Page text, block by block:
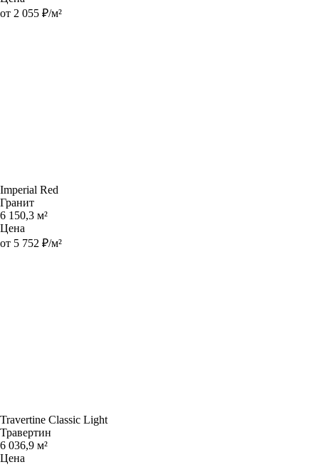
от 2 055 ₽/м²
Imperial Red
Гранит
6 150,3 м²
Цена
от 5 752 ₽/м²
Travertine Classic Light
Травертин
6 036,9 м²
Цена